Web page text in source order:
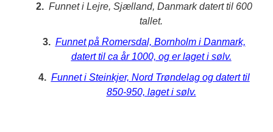
2.Funnet i Lejre, Sjælland, Danmark datert til 600
tallet.
3. Funnet på Romersdal, Bornholm i Danmark,
datert til ca år 1000, og er laget i sølv.
4. Funnet i Steinkjer, Nord Trøndelag og datert til
850-950, laget i sølv.